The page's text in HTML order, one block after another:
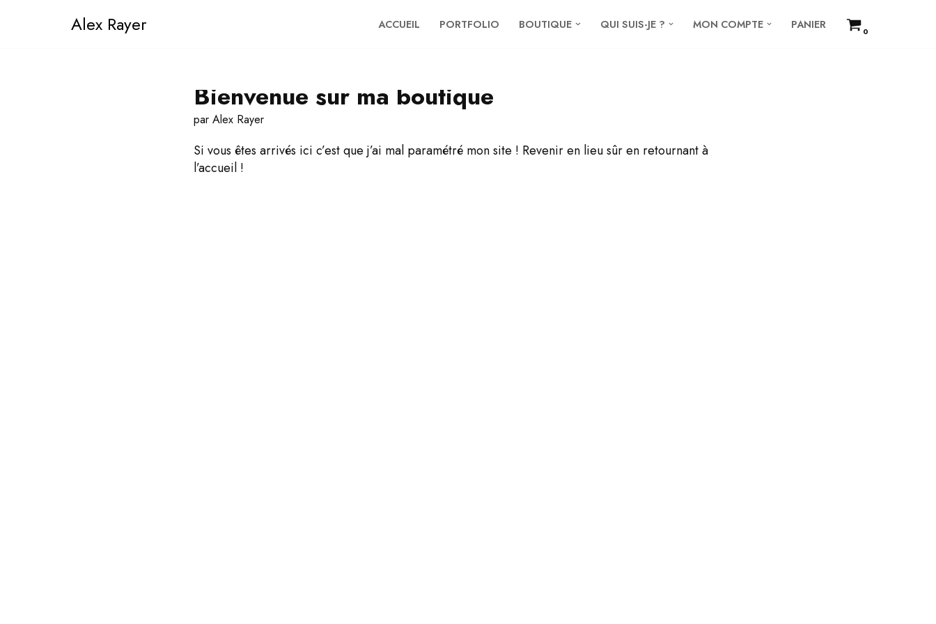
Alex Rayer ACCUEIL PORTFOLIO BOUTIQUE QUI SUIS-JE ? MON COMPTE PANIER 0
Bienvenue sur ma boutique
par Alex Rayer
Si vous êtes arrivés ici c’est que j’ai mal paramétré mon site ! Revenir en lieu sûr en retournant à
l’accueil !